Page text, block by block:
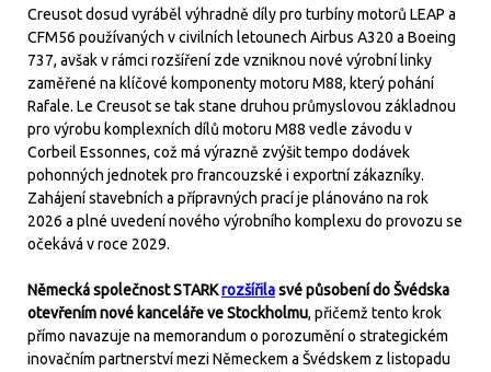
Creusot dosud vyráběl výhradně díly pro turbíny motorů LEAP a
CFM56 používaných v civilních letounech Airbus A320 a Boeing
737, avšak v rámci rozšíření zde vzniknou nové výrobní linky
zaměřené na klíčové komponenty motoru M88, který pohání
Rafale. Le Creusot se tak stane druhou průmyslovou základnou
pro výrobu komplexních dílů motoru M88 vedle závodu v
Corbeil Essonnes, což má výrazně zvýšit tempo dodávek
pohonných jednotek pro francouzské i exportní zákazníky.
Zahájení stavebních a přípravných prací je plánováno na rok
2026 a plné uvedení nového výrobního komplexu do provozu se
očekává v roce 2029.
Německá společnost STARKrozšířilasvé působení do Švédska
otevřením nové kanceláře ve Stockholmu, přičemž tento krok
přímo navazuje na memorandum o porozumění o strategickém
inovačním partnerství mezi Německem a Švédskem z listopadu